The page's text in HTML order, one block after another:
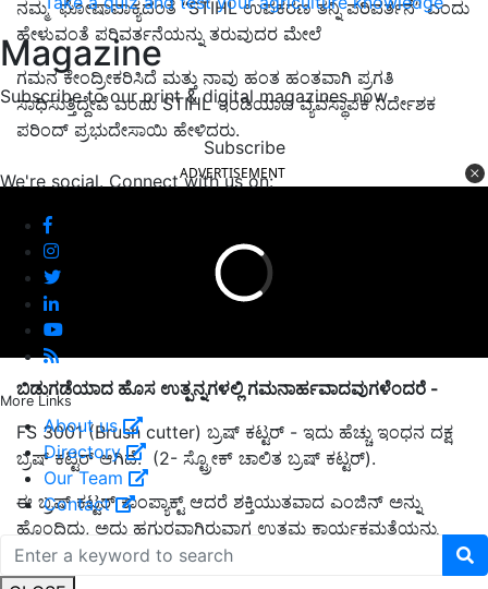
Magazine
Subscribe to our print & digital magazines now
Subscribe
We're social. Connect with us on:
More Links
About us
Directory
Our Team
Contact
ನಮ್ಮ ಘೋಷಾವಾಕ್ಯದಂತೆ “STIHL ಉಪಕರಣ ತನ್ನಿ ಪರಿವರ್ತನೆ” ಎಂದು
ಹೇಳುವಂತೆ ಪರಿವರ್ತನೆಯನ್ನು ತರುವುದರ ಮೇಲೆ
ಗಮನ ಕೇಂದ್ರೀಕರಿಸಿದೆ ಮತ್ತು ನಾವು ಹಂತ ಹಂತವಾಗಿ ಪ್ರಗತಿ
ಸಾಧಿಸುತ್ತಿದ್ದೇವೆ ಎಂದು STIHL ಇಂಡಿಯಾದ ವ್ಯವಸ್ಥಾಪಕ ನಿರ್ದೇಶಕ
ಪರಿಂದ್ ಪ್ರಭುದೇಸಾಯಿ ಹೇಳಿದರು.
ADVERTISEMENT
ಬಿಡುಗಡೆಯಾದ ಹೊಸ ಉತ್ಪನ್ನಗಳಲ್ಲಿ ಗಮನಾರ್ಹವಾದವುಗಳೆಂದರೆ -
FS 3001 (Brush cutter) ಬ್ರಷ್‌ ಕಟ್ಟರ್‌ - ಇದು ಹೆಚ್ಚು ಇಂಧನ ದಕ್ಷ
ಬ್ರಷ್‌ ಕಟ್ಟರ್‌ ಆಗಿದೆ. (2- ಸ್ಟ್ರೋಕ್ ಚಾಲಿತ ಬ್ರಷ್ ಕಟ್ಟರ್).
ಈ ಬ್ರಷ್ ಕಟ್ಟರ್ ಕಾಂಪ್ಯಾಕ್ಟ್ ಆದರೆ ಶಕ್ತಿಯುತವಾದ ಎಂಜಿನ್ ಅನ್ನು
ಹೊಂದಿದ್ದು, ಅದು ಹಗುರವಾಗಿರುವಾಗ ಉತ್ತಮ ಕಾರ್ಯಕ್ಷಮತೆಯನ್ನು
ನೀಡುತ್ತದೆ.